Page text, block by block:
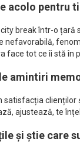
acolo pentru
break într-o țară
nefavorabilă,
face tot ce îi stă în
amintiri
ajustează, te
și știe care